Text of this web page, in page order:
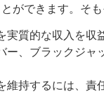
ができます。そ
実質的な収入を収
ー、ブラックジ
維持するには、